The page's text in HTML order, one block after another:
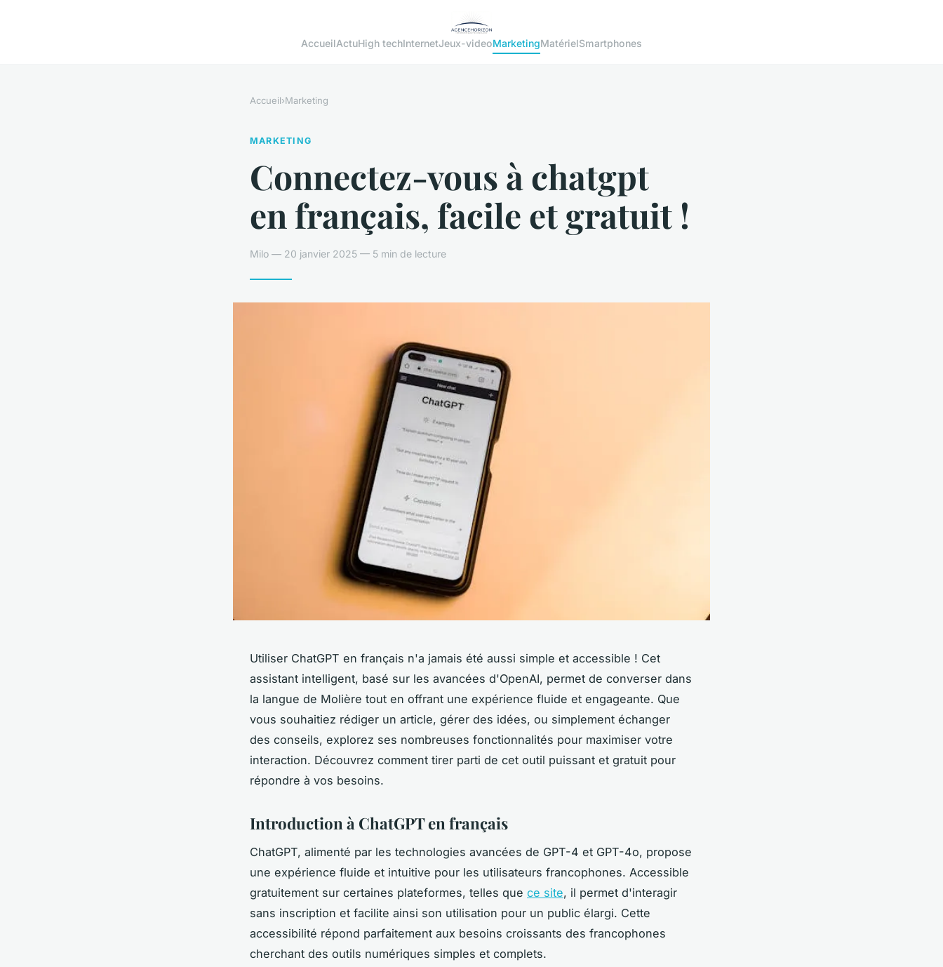
AccueilActuHigh techInternetJeux-videoMarketingMatérielSmartphones
Accueil›Marketing
MARKETING
Connectez-vous à chatgpt
en français, facile et gratuit !
Milo — 20 janvier 2025 — 5 min de lecture
Utiliser ChatGPT en français n'a jamais été aussi simple et accessible ! Cet
assistant intelligent, basé sur les avancées d'OpenAI, permet de converser dans
la langue de Molière tout en offrant une expérience fluide et engageante. Que
vous souhaitiez rédiger un article, gérer des idées, ou simplement échanger
des conseils, explorez ses nombreuses fonctionnalités pour maximiser votre
interaction. Découvrez comment tirer parti de cet outil puissant et gratuit pour
répondre à vos besoins.
Introduction à ChatGPT en français
ChatGPT, alimenté par les technologies avancées de GPT-4 et GPT-4o, propose
une expérience fluide et intuitive pour les utilisateurs francophones. Accessible
gratuitement sur certaines plateformes, telles que ce site, il permet d'interagir
sans inscription et facilite ainsi son utilisation pour un public élargi. Cette
accessibilité répond parfaitement aux besoins croissants des francophones
cherchant des outils numériques simples et complets.